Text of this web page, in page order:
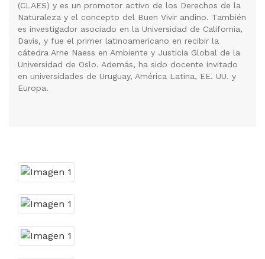
(CLAES) y es un promotor activo de los Derechos de la
Naturaleza y el concepto del Buen Vivir andino. También
es investigador asociado en la Universidad de California,
Davis, y fue el primer latinoamericano en recibir la
cátedra Arne Naess en Ambiente y Justicia Global de la
Universidad de Oslo. Además, ha sido docente invitado
en universidades de Uruguay, América Latina, EE. UU. y
Europa.